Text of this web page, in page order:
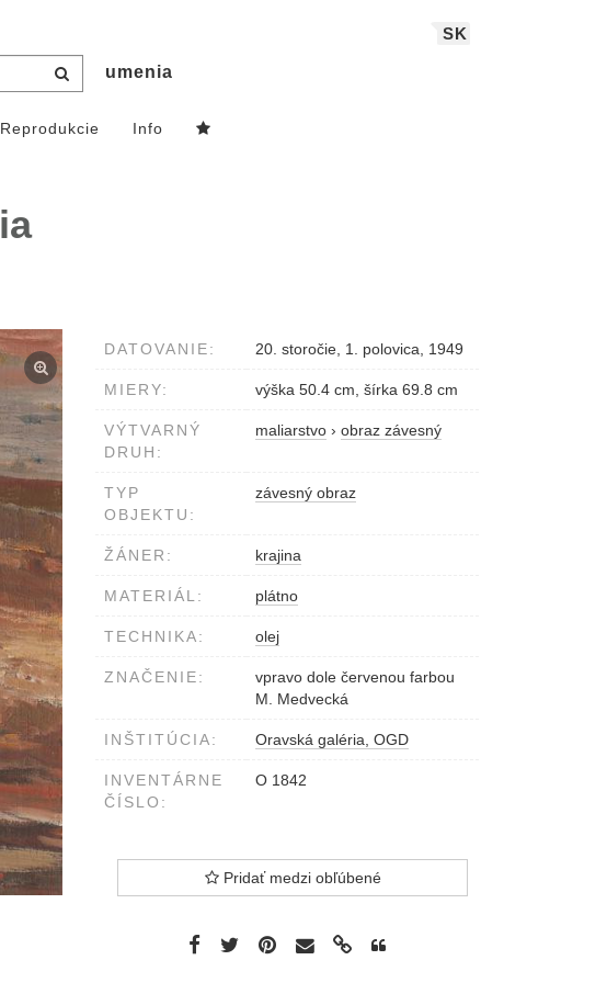
SK
umenia
Reprodukcie Info
DATOVANIE: 20. storočie, 1. polovica, 1949
MIERY: výška 50.4 cm, šírka 69.8 cm
VÝTVARNÝ
DRUH:
maliarstvo › obraz závesný
TYP
OBJEKTU:
závesný obraz
ŽÁNER: krajina
MATERIÁL: plátno
TECHNIKA: olej
ZNAČENIE:
vpravo dole červenou farbou
M. Medvecká
INŠTITÚCIA: Oravská galéria, OGD
INVENTÁRNE
ČÍSLO:
O 1842
Pridať medzi obľúbené